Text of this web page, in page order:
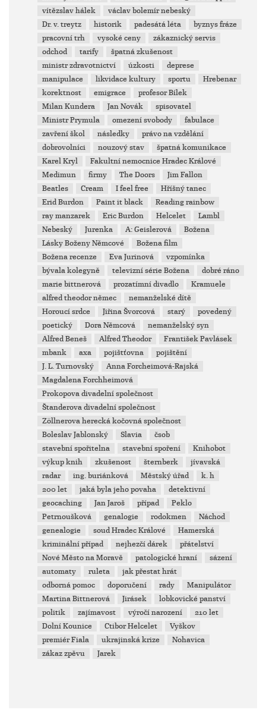
vítězslav hálek
václav bolemír nebeský
Dr. v. treytz
historik padesátá léta
byznys fráze
pracovní trh
vysoké ceny
zákaznický servis
odchod
tarify
špatná zkušenost
ministr zdravotnictví
úzkosti
deprese
manipulace
likvidace kultury sportu
Hrebenar
korektnost
emigrace
profesor Bílek
Milan Kundera
Jan Novák
spisovatel
Ministr Prymula
omezení svobody
fabulace
zavření škol
následky
právo na vzdělání
dobrovolníci
nouzový stav
špatná komunikace
Karel Kryl
Fakultní nemocnice Hradec Králové
Medimun
firmy The Doors
Jim Fallon
Beatles
Cream I feel free
Hříšný tanec
Erid Burdon
Paint it black
Reading rainbow
ray manzarek
Eric Burdon Helcelet
Lambl
Nebeský
Jurenka A: Geislerová
Božena
Lásky Boženy Němcové
Božena film
Božena recenze
Eva Jurinová
vzpomínka
bývala kolegyně
televizní série Božena
dobré ráno
marie bittnerová
prozatímní divadlo
Kramuele
alfred theodor němec
nemanželské dítě
Horoucí srdce
Jiřina Švorcová starý
povedený
poetický
Dora Němcová
nemanželský syn
Alfred Beneš
Alfred Theodor
František Pavlásek
mbank
axa pojištťovna
pojištění
J. L. Turnovský
Anna Forcheimová-Rajská
Magdalena Forchheimová
Prokopova divadelní společnost
Štanderova divadelní společnost
Zöllnerova herecká kočovná společnost
Boleslav Jablonský
Slavia
čsob
stavební spořitelna
stavební spoření
Knihobot
výkup knih
zkušenost šternberk
jívavská
radar
ing. buriánková Městský úřad
k. h
200 let
jaká byla jeho povaha
detektivní
geocaching
Jan Jaroš případ
Peklo
Petrnoušková
genalogie rodokmen
Náchod
genealogie
soud Hradec Králové
Hamerská
kriminální případ
nejhezčí dárek
přátelství
Nové Město na Moravě
patologické hraní
sázení
automaty
ruleta
jak přestat hrát
odborná pomoc
doporučení rady
Manipulátor
Martina Bittnerová
Jirásek
lobkovické panství
politik
zajímavost výročí narození
210 let
Dolní Kounice
Ctibor Helcelet
Vyškov
premiér Fiala
ukrajinská krize
Nohavica
zákaz zpěvu
Jarek